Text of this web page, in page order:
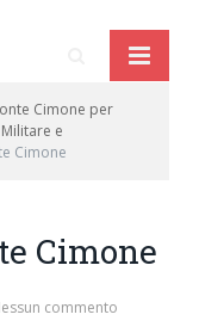
Cimone per
e
Cimone
Cimone
commento